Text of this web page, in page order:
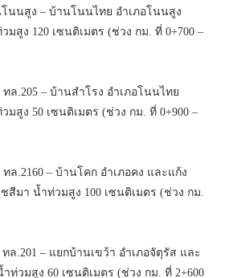
นนสูง – บ้านโนนไทย อำเภอโนนสูง
สูง 120 เซนติเมตร (ช่วง กม. ที่ 0+700 –
ล.205 – บ้านสำโรง อำเภอโนนไทย
สูง 50 เซนติเมตร (ช่วง กม. ที่ 0+900 –
ล.2160 – บ้านโคก อำเภอคง และแก้ง
มา น้ำท่วมสูง 100 เซนติเมตร (ช่วง กม.
ล.201 – แยกบ้านเขว้า อำเภอจัตุรัส และ
ท่วมสูง 60 เซนติเมตร (ช่วง กม. ที่ 2+600